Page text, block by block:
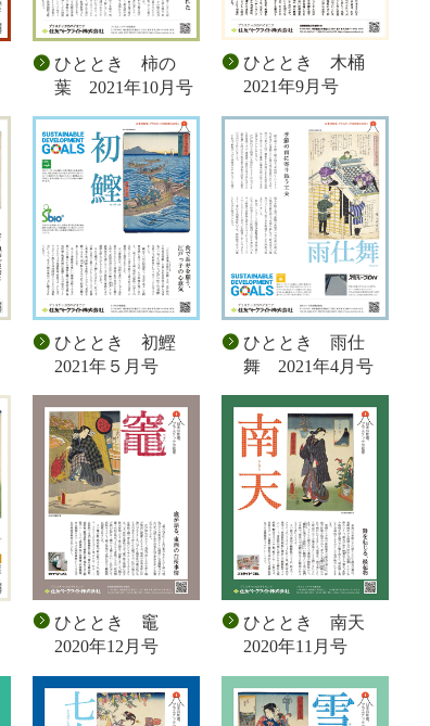
ひととき 柿の
葉 2021年10月号
ひととき 木桶
2021年9月号
ひととき 初鰹
2021年５月号
ひととき 雨仕
舞 2021年4月号
ひととき 竈
2020年12月号
ひととき 南天
2020年11月号